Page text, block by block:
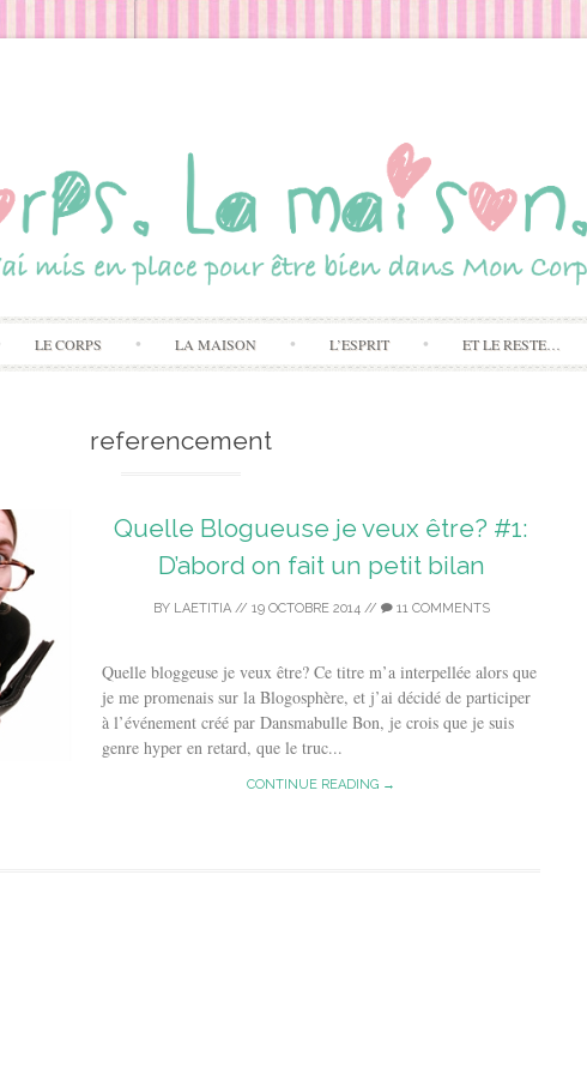
LE CORPS LA MAISON L’ESPRIT ET LE RESTE…
referencement
Quelle Blogueuse je veux être? #1:
D’abord on fait un petit bilan
BY LAETITIA// 19 OCTOBRE 2014 // 11 COMMENTS
Quelle bloggeuse je veux être? Ce titre m’a interpellée alors que
je me promenais sur la Blogosphère, et j’ai décidé de participer
à l’événement créé par Dansmabulle Bon, je crois que je suis
genre hyper en retard, que le truc...
CONTINUE READING →